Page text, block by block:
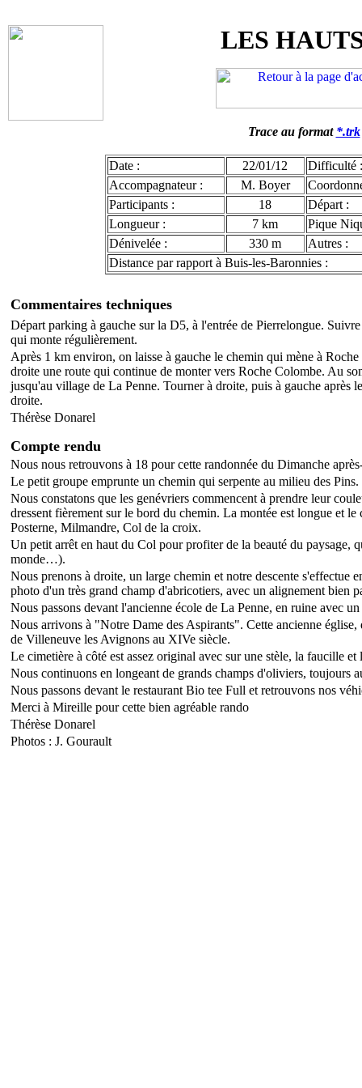
LES
Trace au format *.trk
Date : 22/01/12
Difficulté :
Accompagnateur :
M. Boyer
Participants :
18
Départ :
Longueur :
7 km
Pique
Dénivelée :
330 m
Autres :
Distance par rapport à Buis-les-Baronnies :
Commentaires techniques
Départ parking à gauche sur la D5, à l'entrée de Pierrelongue.
qui monte régulièrement.
Après 1 km environ, on laisse à gauche le chemin qui mène à
droite une route qui continue de monter vers Roche Colombe. Au
jusqu'au village de La Penne. Tourner à droite, puis à gauche
droite.
Thérèse Donarel
Compte rendu
Nous nous retrouvons à 18 pour cette randonnée du Dimanche
Le petit groupe emprunte un chemin qui serpente au milieu des Pins.
Nous constatons que les genévriers commencent à prendre leur
dressent fièrement sur le bord du chemin. La montée est longue et
Posterne, Milmandre, Col de la croix.
Un petit arrêt en haut du Col pour profiter de la beauté du paysage,
monde…).
Nous prenons à droite, un large chemin et notre descente
photo d'un très grand champ d'abricotiers, avec un alignement bien
Nous passons devant l'ancienne école de La Penne, en ruine avec
Nous arrivons à "Notre Dame des Aspirants". Cette ancienne
de Villeneuve les Avignons au XIVe siècle.
Le cimetière à côté est assez original avec sur une stèle, la faucille et
Nous continuons en longeant de grands champs d'oliviers, toujours
Nous passons devant le restaurant Bio tee Full et retrouvons nos
Merci à Mireille pour cette bien agréable rando
Thérèse Donarel
Photos : J. Gourault